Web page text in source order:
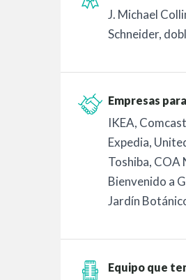
J. Michael
Schneider,
Empresas
IKEA,
Expedia,
Toshiba, COA
Bienvenido a
Jardín
Equipo que